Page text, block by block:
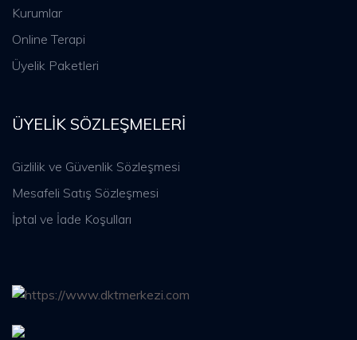
Kurumlar
Online Terapi
Üyelik Paketleri
ÜYELIK SÖZLEŞMELERI
Gizlilik ve Güvenlik Sözleşmesi
Mesafeli Satış Sözleşmesi
İptal ve İade Koşulları